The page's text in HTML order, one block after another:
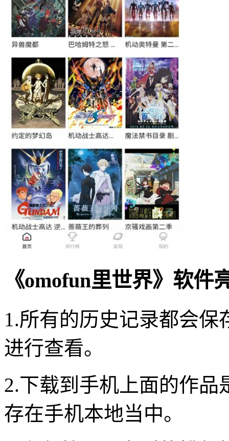
《omofun里世界》软件
1.所有的历史记录都会
进行查看。
2.下载到手机上面的作
存在手机本地当中。